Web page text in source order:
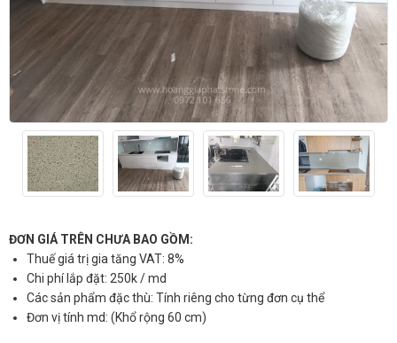
ĐƠN GIÁ TRÊN CHƯA BAO GỒM:
Thuế giá trị gia tăng VAT: 8%
Chi phí lắp đặt: 250k / md
Các sản phẩm đặc thù: Tính riêng cho từng đơn cụ thể
Đơn vị tính md: (Khổ rộng 60 cm)